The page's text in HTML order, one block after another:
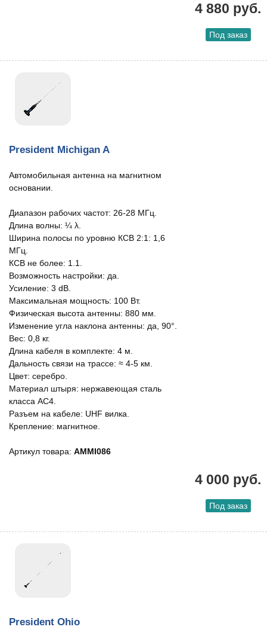
4 880 руб.
Под заказ
President Michigan A
Автомобильная антенна на магнитном
основании.
Диапазон рабочих частот: 26-28 МГц.
Длина волны: ¼ λ.
Ширина полосы по уровню КСВ 2:1: 1,6
МГц.
КСВ не более: 1.1.
Возможность настройки: да.
Усиление: 3 dB.
Максимальная мощность: 100 Вт.
Физическая высота антенны: 880 мм.
Изменение угла наклона антенны: да, 90°.
Вес: 0,8 кг.
Длина кабеля в комплекте: 4 м.
Дальность связи на трассе: ≈ 4-5 км.
Цвет: серебро.
Материал штыря: нержавеющая сталь
класса АС4.
Разъем на кабеле: UHF вилка.
Крепление: магнитное.
Артикул товара: AMMI086
4 000 руб.
Под заказ
President Ohio